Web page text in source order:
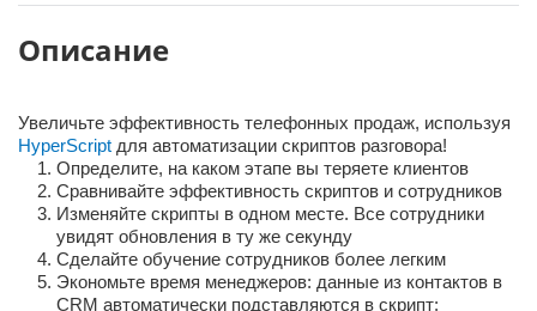
Описание
Увеличьте эффективность телефонных продаж, используя
HyperScript для автоматизации скриптов разговора!
Определите, на каком этапе вы теряете клиентов
Сравнивайте эффективность скриптов и сотрудников
Изменяйте скрипты в одном месте. Все сотрудники
увидят обновления в ту же секунду
Сделайте обучение сотрудников более легким
Экономьте время менеджеров: данные из контактов в
CRM автоматически подставляются в скрипт;